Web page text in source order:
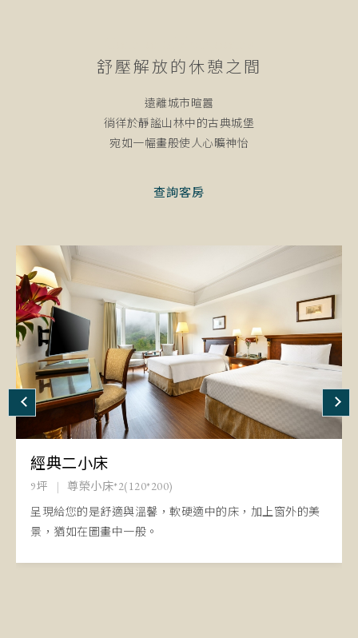
舒壓解放的休憩之間
遠離城市暄囂
徜徉於靜謐山林中的古典城堡
宛如一幅畫般使人心曠神怡
查詢客房
經典雙人房
9坪
尊榮大床*1(165*200)
呈現給您的是舒適與溫馨，軟硬適中的床，加上窗外的美
景，猶如在圖畫中一般。
經典二小床
9坪
尊榮小床*2(120*200)
呈現給您的是舒適與溫馨，軟硬適中的床，加上窗外的美
景，猶如在圖畫中一般。
豪華景觀雙人房
9坪
尊榮小床*2(120*200)
適合全家一起遊玩，或與朋友散心休閒居住，給您家庭房
的尊貴。
精緻四人房
12坪
尊榮小床*4(105*200)
適合全家一起遊玩，或與朋友散心休閒居住，給您家庭房
的尊貴。
經典四人房
12坪
尊榮中床*2(145*200)
適合全家一起遊玩，或與朋友散心休閒居住，給您家庭房
的尊貴。
豪華四人房
12坪
尊榮大床*2(165*200)
適合全家一起遊玩，或與朋友散心休閒居住，給您家庭房
的尊貴。